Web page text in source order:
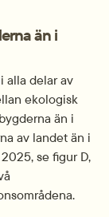
än i
alla delar av
ekologisk
än i
av landet än i
se figur D,